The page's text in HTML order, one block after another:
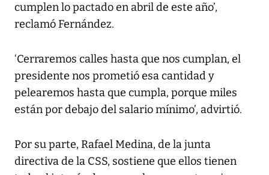
cumplen lo pactado en abril de este año’,
reclamó Fernández.
‘Cerraremos calles hasta que nos cumplan, el
presidente nos prometió esa cantidad y
pelearemos hasta que cumpla, porque miles
están por debajo del salario mínimo’, advirtió.
Por su parte, Rafael Medina, de la junta
directiva de la CSS, sostiene que ellos tienen